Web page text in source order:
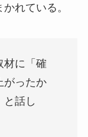
れている。
材に「確
がったか
と話し